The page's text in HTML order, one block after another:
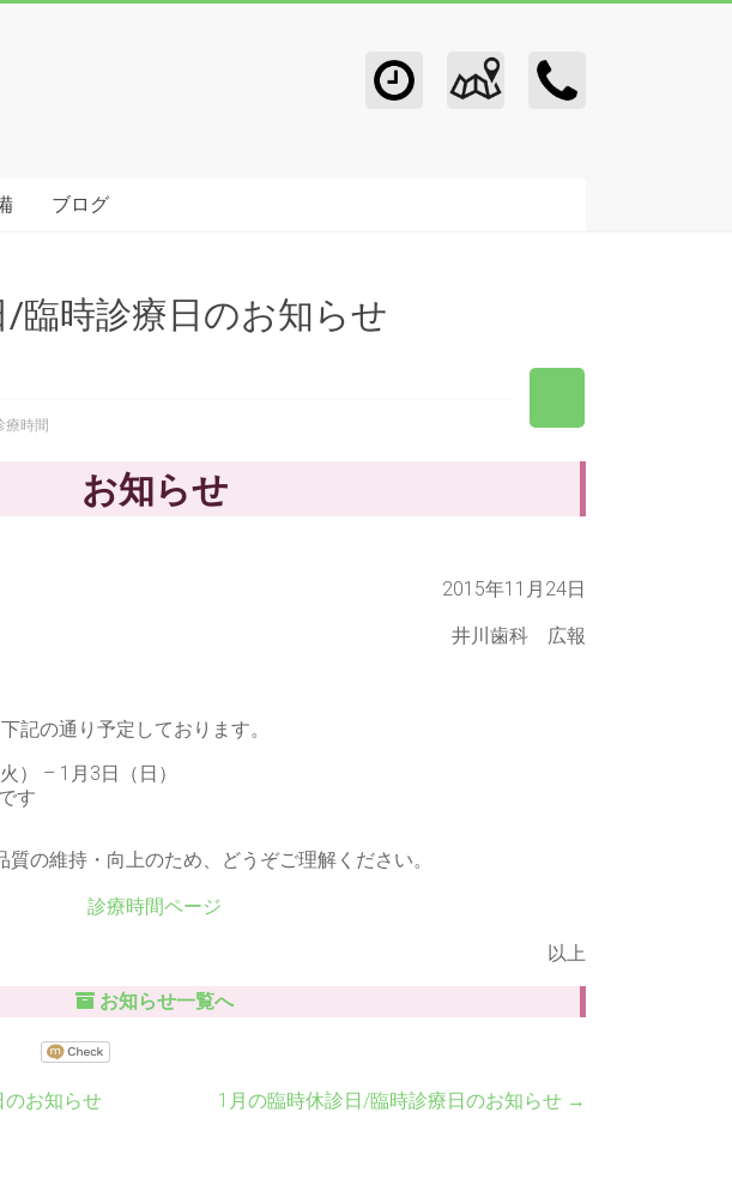
ブログ
/臨時診療日のお知らせ
療時間
お知らせ
2015年11月24日
井川歯科 広報
記の通り予定しております。
） – 1月3日（日）
す
の維持・向上のため、どうぞご理解ください。
診療時間ページ
以上
お知らせ一覧へ
お知らせ 1月の臨時休診日/臨時診療日のお知らせ →